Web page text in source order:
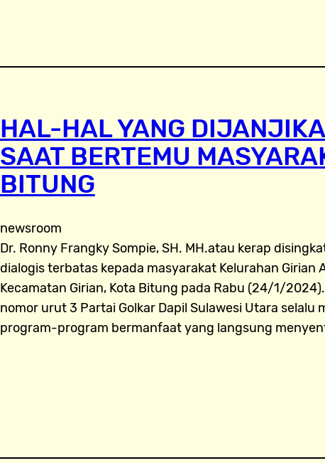
HAL-HAL YANG
SAAT BERTEMU
BITUNG
newsroom
Dr. Ronny Frangky Sompie, SH. MH.atau kerap
dialogis terbatas kepada masyarakat Kelurahan Girian
Kecamatan Girian, Kota Bitung pada Rabu (24/1/
nomor urut 3 Partai Golkar Dapil Sulawesi Utara
program-program bermanfaat yang langsung